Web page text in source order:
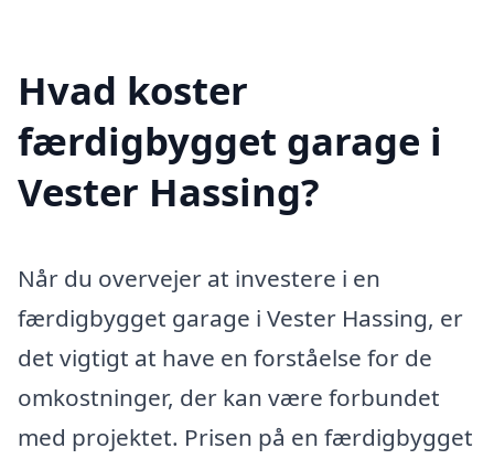
Hvad koster
færdigbygget garage i
Vester Hassing?
Når du overvejer at investere i en
færdigbygget garage i Vester Hassing, er
det vigtigt at have en forståelse for de
omkostninger, der kan være forbundet
med projektet. Prisen på en færdigbygget